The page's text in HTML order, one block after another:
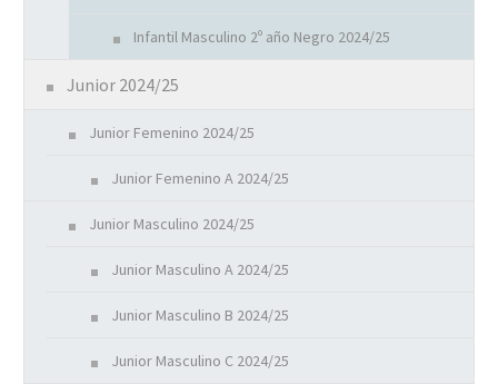
Infantil Masculino 2º año Negro 2024/25
Junior 2024/25
Junior Femenino 2024/25
Junior Femenino A 2024/25
Junior Masculino 2024/25
Junior Masculino A 2024/25
Junior Masculino B 2024/25
Junior Masculino C 2024/25